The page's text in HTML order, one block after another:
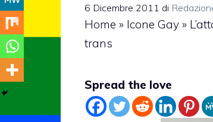
6 Dicembre 2011 di
Home » Icone Gay »
trans
Spread the love